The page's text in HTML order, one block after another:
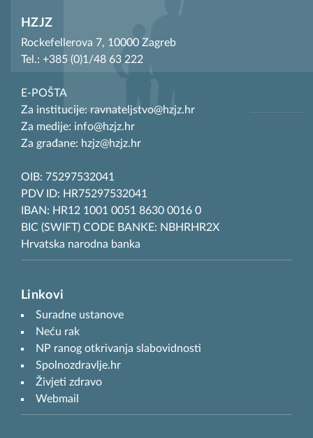
HZJZ
Rockefellerova 7, 10000 Zagreb
Tel.: +385 (0)1/48 63 222
E-POŠTA
Za institucije: ravnateljstvo@hzjz.hr
Za medije: info@hzjz.hr
Za građane: hzjz@hzjz.hr
OIB: 75297532041
PDV ID: HR75297532041
IBAN: HR12 1001 0051 8630 0016 0
BIC (SWIFT) CODE BANKE: NBHRHR2X
Hrvatska narodna banka
Linkovi
Suradne ustanove
Neću rak
NP ranog otkrivanja slabovidnosti
Spolnozdravlje.hr
Živjeti zdravo
Webmail